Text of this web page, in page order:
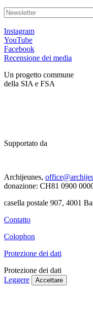
Instagram
YouTube
Facebook
Recensione dei media
Un progetto commune
della SIA e FSA
Supportato da
Archijeunes,
donazione: CH81 0900
casella postale 907, 4001
Contatto
Colophon
Protezione dei dati
Protezione dei dati
Leggere
Accettare